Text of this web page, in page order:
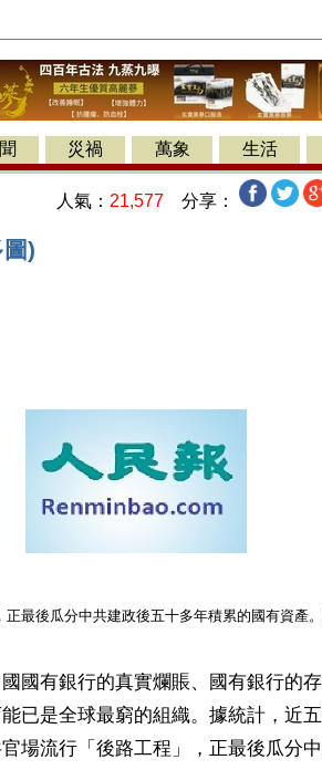
災禍 萬象 生活
人氣： 21,577 分享：
)
正最後瓜分中共建政後五十多年積累的國有資產
國有銀行的真實爛賬、國有銀行的
已是全球最窮的組織。據統計，近
場流行「後路工程」，正最後瓜分